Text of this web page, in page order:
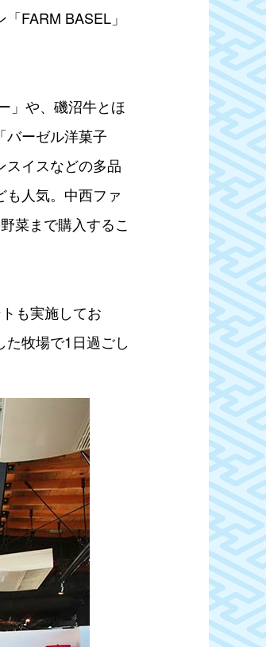
FARM BASEL」
」や、磯沼牛とほ
バーゼル洋菓子
スイスなどの多品
人気。中西ファ
菜まで購入するこ
も実施してお
牧場で1日過ごし